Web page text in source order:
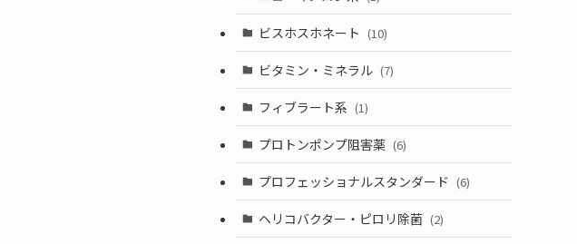
ビスホスホネート (10)
ビタミン・ミネラル (7)
フィブラート系 (1)
プロトンポンプ阻害薬 (6)
プロフェッショナルスタンダード (6)
ヘリコバクター・ピロリ除菌 (2)